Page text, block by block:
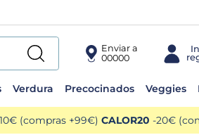
Enviar a
00000
Verdura Precocinados Veggies
(compras +99€) CALOR20 -20€